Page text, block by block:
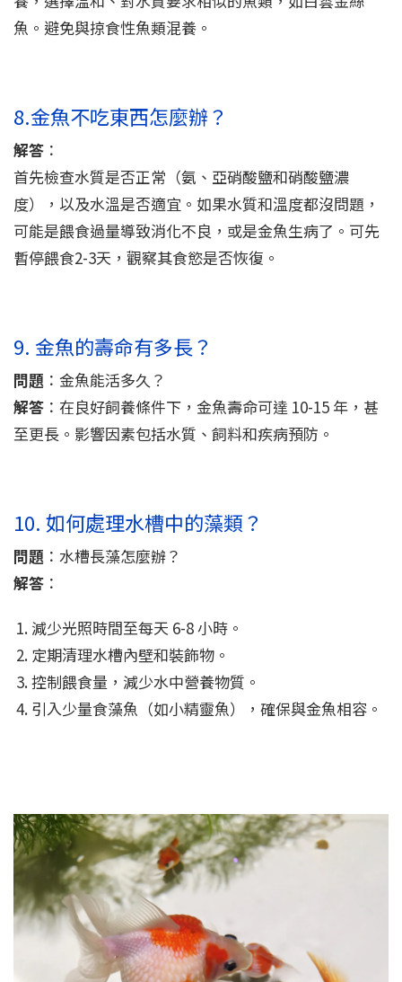
魚。避免與掠食性魚類混養。
8.金魚不吃東西怎麼辦？
解答 ：
首先檢查水質是否正常（氨、亞硝酸鹽和硝酸鹽濃
度），以及水溫是否適宜。如果水質和溫度都沒問題，
可能是餵食過量導致消化不良，或是金魚生病了。可先
暫停餵食2-3天，觀察其食慾是否恢復。
9. 金魚的壽命有多長？
問題 ：金魚能活多久？
解答 ：在良好飼養條件下，金魚壽命可達 10-15 年，甚
至更長。影響因素包括水質、飼料和疾病預防。
10. 如何處理水槽中的藻類？
問題 ：水槽長藻怎麼辦？
解答 ：
減少光照時間至每天 6-8 小時。
定期清理水槽內壁和裝飾物。
控制餵食量，減少水中營養物質。
引入少量食藻魚（如小精靈魚），確保與金魚相容。